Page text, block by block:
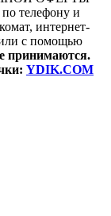
телефону и
интернет-
с помощью
принимаются.
YDIK.COM